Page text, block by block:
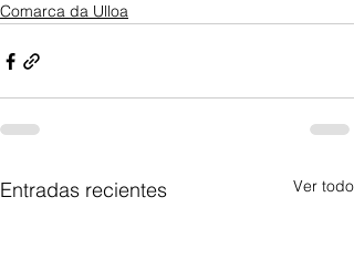
Comarca da Ulloa
Entradas recientes Ver todo